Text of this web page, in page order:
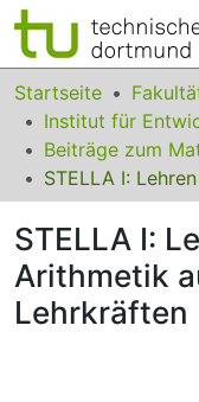
Bereiche &
Das gesamte
Statistiken
FAQ
Leitlinien
Zurück zur Startseite
Startseite
STELLA I:
Arithmetik
Lehrkräften